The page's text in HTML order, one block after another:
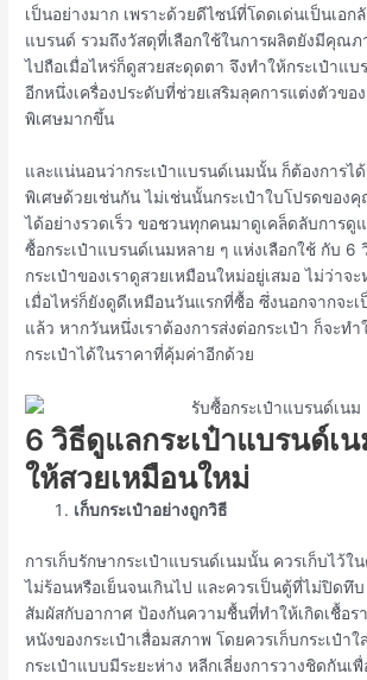
เป็นอย่างมาก เพราะด้วยดีไซน์ที่โดดเด่นเป็นเอ
แบรนด์ รวมถึงวัสดุที่เลือกใช้ในการผลิตยังมีคุณภ
ไปถือเมื่อไหร่ก็ดูสวยสะดุดตา จึงทำให้กระเป๋าแบ
อีกหนึ่งเครื่องประดับที่ช่วยเสริมลุคการแต่งตัวขอ
พิเศษมากขึ้น
และแน่นอนว่ากระเป๋าแบรนด์เนมนั้น ก็ต้องการไ
พิเศษด้วยเช่นกัน ไม่เช่นนั้นกระเป๋าใบโปรดของ
ได้อย่างรวดเร็ว ขอชวนทุกคนมาดูเคล็ดลับการดู
ซื้อกระเป๋าแบรนด์เนมหลาย ๆ แห่งเลือกใช้ กับ 6
กระเป๋าของเราดูสวยเหมือนใหม่อยู่เสมอ ไม่ว่าจ
เมื่อไหร่ก็ยังดูดีเหมือนวันแรกที่ซื้อ ซึ่งนอกจากจะเ
แล้ว หากวันหนึ่งเราต้องการส่งต่อกระเป๋า ก็จะท
กระเป๋าได้ในราคาที่คุ้มค่าอีกด้วย
6 วิธีดูแลกระเป๋าแบรนด์เ
ให้สวยเหมือนใหม่
เก็บกระเป๋าอย่างถูกวิธี
การเก็บรักษากระเป๋าแบรนด์เนมนั้น ควรเก็บไว้ใ
ไม่ร้อนหรือเย็นจนเกินไป และควรเป็นตู้ที่ไม่ปิดทึบ
สัมผัสกับอากาศ ป้องกันความชื้นที่ทำให้เกิดเชื้อร
หนังของกระเป๋าเสื่อมสภาพ โดยควรเก็บกระเป๋า
กระเป๋าแบบมีระยะห่าง หลีกเลี่ยงการวางชิดกันเ